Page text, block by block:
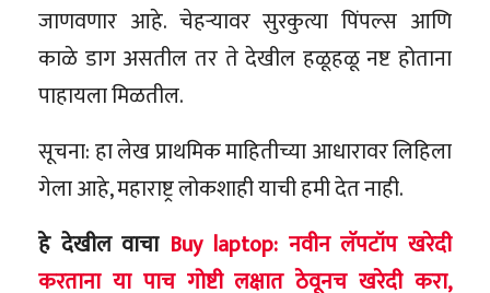
जाणवणार आहे. चेहऱ्यावर सुरकुत्या पिंपल्स आणि
काळे डाग असतील तर ते देखील हळूहळू नष्ट होताना
पाहायला मिळतील.
सूचना: हा लेख प्राथमिक माहितीच्या आधारावर लिहिला
गेला आहे, महाराष्ट्र लोकशाही याची हमी देत नाही.
हे देखील वाचा Buy laptop: नवीन लॅपटॉप खरेदी
करताना या पाच गोष्टी लक्षात ठेवूनच खरेदी करा,